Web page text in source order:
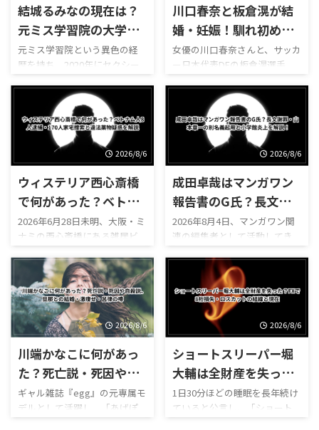
結城るみなの現在は？
元ミス学習院の大学・
本名・整形疑惑、デビ
ュー理由や元彼への復
讐説、覚醒剤逮捕後
元ミス学習院という異色の経
歴を持ち、2020年にセクシー
女優としてデビューして大き
な注目を集めた結城るみなさ
ん。 清楚なミスキャンパス出
身者というイメージと、デビュ
ー後の活動とのギャップか
ら、当時はSNSやニュースサイ
トで広く話題になりました。
一方、結城るみなさんについ
て検索すると、現在も次のよう
ます。 「結城るみなの現在
は？」 「本名は朝倉佳奈子な
の？」 「学習院大学を卒業し
た？それとも中退？」 「大学
時代と顔が違うけど整形し
た？」 「元彼への復讐でデビ
ューしたって本当？」 ...
川口春奈と板倉滉が結
婚・妊娠！馴れ初めや
交際期間、元彼・矢地
祐介との破局から現在
まで
女優の川口春奈さんと、サッカ
ー日本代表DFの板倉滉選手
が、2026年8月2日に結婚と第1
子妊娠を同時に発表しまし
た。 川口春奈さんはドラマ
『silent』やNHK大河ドラマ
『麒麟がくる』などで知ら
れ、「令和のCM女王」とも呼
ばれる人気女優です。 一方の
板倉滉選手は、オランダの名
門クラブ・アヤックスでプレ
心を担うサッカー選手です。
芸能界とサッカー界を代表す
る2人の結婚に、ネット上では
次のような疑問が相次いでい
ます。 「川口春奈さんと板倉
滉選手はいつから交際してい
た？」 「2人の馴 ...
2026/8/6
ウィステリア西心斎橋
で何があった？ベトナ
ム人8人逮捕・170人家
宅捜索と違法薬物疑惑
を解説
2026年6月28日未明、大阪・ミ
ナミの西心斎橋にある雑居ビ
ル「ウィステリア西心斎橋」
へ、大阪府警の捜査員約170人
が一斉に踏み込みました。 捜
索時にビル内にいた約170人の
大半はベトナム人だったと報
じられ、ベトナム国籍の男女8
人が入管難民法違反などの疑
いで逮捕されています。 さら
に、ビル内から違法薬物の可
能性がある粉末が複数押収さ
れたとされ、ネット上では次
のような疑問が急増しまし
2026/8/6
成田卓哉はマンガワン
報告書のG氏？長文謝
罪・山本章一の別名義
起用と小学館炎上を解
説！
2026年8月4日、マンガワン関
連の編集者として活動してき
た成田卓哉氏が、Xで長文の謝
罪文を公開しました。 成田卓
哉氏は、小学館が公表した第
三者委員会の調査報告書に登
場する「G氏」が自分であると
明かし、漫画家・山本章一氏
をめぐる一連の対応について
謝罪したと報じられています。
ネット上では現在、次のよう
います。 ・成田卓哉氏は何を
したのか・マンガワン報告書
2026/8/6
川端かなこに何があっ
た？死亡説・死因や自
殺説、旦那との結婚・
激痩せ・呂律の噂
ギャル雑誌『egg』の元専属モ
デルとして活躍し、「あげぽ
よ」を広めた人物の一人とし
2026/8/6
ショートスリーパー堀
大輔は全財産を失っ
た？FXで8桁損失・ロ
スカットの経緯と現在
1日30分ほどの睡眠を長年続け
ていると公言し、「ショート
スリーパー」として活動して